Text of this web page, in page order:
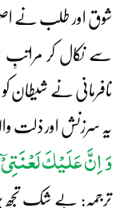
شوق اور طلب نے
سے نکال کر مراتبِ
نافرمانی نے شیطان
یہ سرزنش اور ذلت
وَ اِنَّ عَلَیْکَ
ترجمہ: بے شک